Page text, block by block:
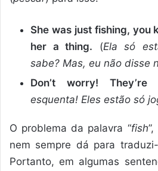
She was just fishing, you
her a thing. (Ela só
sabe? Mas, eu não disse
Don’t worry! They’re
esquenta! Eles estão só
O problema da palavra “fish
nem sempre dá para
Portanto, em algumas